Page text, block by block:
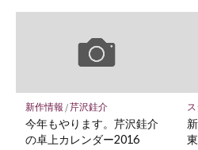
新作情報 /芹沢銈介
今年もやります。芹沢銈介
の卓上カレンダー2016
東